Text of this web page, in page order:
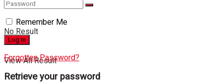
No Result
View All Result
Remember Me
Forgotten Password?
Retrieve your password